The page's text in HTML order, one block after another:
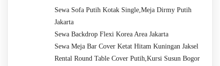
Sewa Sofa Putih Kotak Single,Meja Dirmy Putih
Jakarta
Sewa Backdrop Flexi Korea Area Jakarta
Sewa Meja Bar Cover Ketat Hitam Kuningan Jaksel
Rental Round Table Cover Putih,Kursi Susun Bogor